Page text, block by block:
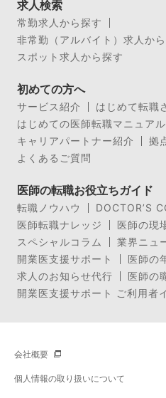
求人検索
常勤求人から探す
非常勤（アルバイト）求人か
スポット求人から探す
初めての方へ
サービス紹介
はじめて転職
はじめての医師転職マニュアル
キャリアパートナー紹介
拠
よくあるご質問
医師の転職お役立ちガイド
転職ノウハウ
DOCTOR’S
医師転職ナレッジ
医師の現
スペシャルコラム
業界ニュ
開業医支援サポート
医師の
求人のお知らせ代行
医師の
開業医支援サポート ご利用者
会社概要
個人情報の取り扱いについて